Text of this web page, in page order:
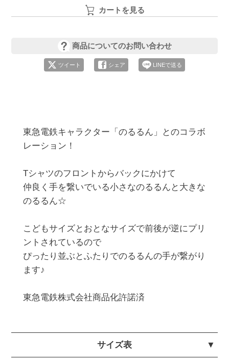
カートを見る
商品についてのお問い合わせ
ツイート シェア LINEで送る
東急電鉄キャラクター「のるるん」とのコラボ
レーション！
Tシャツのフロントからバックにかけて
仲良く手を繋いでいる小さなのるるんと大きな
のるるん☆
こどもサイズとおとなサイズで前後が逆にプリ
ントされているので
ぴったり並ぶとふたりでのるるんの手が繋がり
ます♪
東急電鉄株式会社商品化許諾済
サイズ表